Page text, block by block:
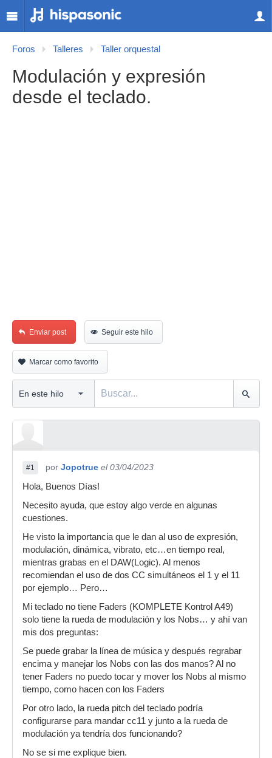
Foros Talleres Taller orquestal
Modulación y expresión
desde el teclado.
Enviar post Seguir este hilo
Marcar como favorito
#1 por Jopotrue el 03/04/2023
Hola, Buenos Días!
Necesito ayuda, que estoy algo verde en algunas
cuestiones.
He visto la importancia que le dan al uso de expresión,
modulación, dinámica, vibrato, etc…en tiempo real,
mientras grabas en el DAW(Logic). Al menos
recomiendan el uso de dos CC simultáneos el 1 y el 11
por ejemplo… Pero…
Mi teclado no tiene Faders (KOMPLETE Kontrol A49)
solo tiene la rueda de modulación y los Nobs… y ahí van
mis dos preguntas:
Se puede grabar la línea de música y después regrabar
encima y manejar los Nobs con las dos manos? Al no
tener Faders no puedo tocar y mover los Nobs al mismo
tiempo, como hacen con los Faders
Por otro lado, la rueda pitch del teclado podría
configurarse para mandar cc11 y junto a la rueda de
modulación ya tendría dos funcionando?
No se si me explique bien.